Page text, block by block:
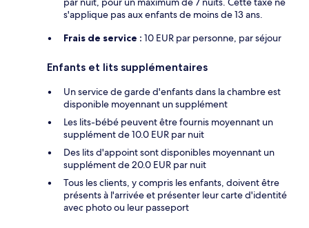
s'applique pas aux enfants de moins de 13 ans.
Frais de service : 10 EUR par personne, par séjour
Enfants et lits supplémentaires
Un service de garde d'enfants dans la chambre est
disponible moyennant un supplément
Les lits-bébé peuvent être fournis moyennant un
supplément de 10.0 EUR par nuit
Des lits d'appoint sont disponibles moyennant un
supplément de 20.0 EUR par nuit
Tous les clients, y compris les enfants, doivent être
présents à l'arrivée et présenter leur carte d'identité
avec photo ou leur passeport